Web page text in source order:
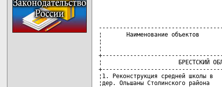
-------------------------------------+------------+-----------------
¦       Наименование объектов        ¦Срок ввода в¦  Ответственные ¦
¦                                    ¦эксплуатацию¦    за ввод в   ¦
¦                                    ¦  (месяц)   ¦  эксплуатацию  ¦
+------------------------------------+------------+----------------+
¦                      БРЕСТСКИЙ ОБЛИСПОЛКОМ                       ¦
+------------------------------------+------------+----------------+
¦1. Реконструкция средней школы в    ¦  сентябрь  ¦Саковский В.Е.  ¦
¦дер. Ольшаны Столинского района     ¦            ¦Радьков А.М.    ¦
+------------------------------------+------------+----------------+
¦2. Канализационные очистные         ¦  октябрь   ¦Саковский В.Е.  ¦
¦сооружения и ГКНС, г.Высокое.       ¦            ¦Хоружик Л.И.    ¦
¦Корректировка (долевое участие)     ¦            ¦Белохвостов В.М.¦
+------------------------------------+------------+----------------+
¦                      ВИТЕБСКИЙ ОБЛИСПОЛКОМ                       ¦
+------------------------------------+------------+----------------+
¦3. Средняя школа на 1240 учащихся в ¦   август   ¦Петруша В.Л.    ¦
¦микрорайоне N 2 жилого района       ¦            ¦Радьков А.М.    ¦
¦Аэропорт, г.Полоцк                  ¦            ¦                ¦
+------------------------------------+------------+----------------+
¦4. Водоснабжение г.Лепеля           ¦  декабрь   ¦Петруша В.Л.    ¦
¦                                    ¦            ¦Хоружик Л.И.    ¦
¦                                    ¦            ¦Белохвостов В.М.¦
+------------------------------------+------------+----------------+
¦5. Реконструкция летнего амфитеатра,¦    июль    ¦Петруша В.Л.    ¦
¦г.Витебск (включая проектно-        ¦            ¦                ¦
¦изыскательские работы)              ¦            ¦                ¦
+------------------------------------+------------+----------------+
¦6. Реконструкция существующего зда- ¦  сентябрь  ¦Петруша В.Л.    ¦
¦ния средней школы N 1 с достройкой  ¦            ¦Радьков А.М.    ¦
¦блоков второй и третьей ступеней    ¦            ¦                ¦
¦обучения, г.Глубокое                ¦            ¦                ¦
+------------------------------------+------------+----------------+
¦7. Реконструкция ул. Гагарина,      ¦  декабрь   ¦Петруша В.Л.    ¦
¦г.Витебск. Первая очередь           ¦            ¦                ¦
+------------------------------------+------------+----------------+
¦8. Канализационный дюкер через р.   ¦     -"-    ¦Петруша В.Л.    ¦
¦Витьба, г.Витебск (долевое участие) ¦            ¦Хоружик Л.И.    ¦
¦                                    ¦            ¦Белохвостов В.М.¦
+------------------------------------+------------+----------------+
¦9. Станция обезжелезивания воды,    ¦     -"-    ¦Петруша В.Л.    ¦
¦г.Барань (пусковой комплекс)        ¦            ¦Хоружик Л.И.    ¦
¦(долевое участие)                   ¦            ¦Белохвостов В.М.¦
+------------------------------------+------------+----------------+
¦10. Станция по обезжелезиванию воды,¦     -"-    ¦Петруша В.Л.    ¦
¦г.п. Бешенковичи (долевое участие)  ¦            ¦Хоружик Л.И.    ¦
¦                                    ¦            ¦Белохвостов В.М.¦
+------------------------------------+------------+----------------+
¦11. Очистные сооружения Вороновского¦     -"-    ¦Петруша В.Л.    ¦
¦дома-интерната, н.п. Вороны (долевое¦            ¦Хоружик Л.И.    ¦
¦участие)                            ¦            ¦Белохвостов В.М.¦
+------------------------------------+------------+----------------+
¦12. Модернизация очистных сооружений¦     -"-    ¦Петруша В.Л.    ¦
¦на ОАО "Витебская бройлерная        ¦            ¦Хоружик Л.И.    ¦
¦птицефабрика" (долевое участие)     ¦            ¦Белохвостов В.М.¦
+------------------------------------+------------+----------------+
¦                      ГОМЕЛЬСКИЙ ОБЛИСПОЛКОМ                      ¦
+------------------------------------+------------+----------------+
¦13. Водовод от водозабора           ¦  декабрь   ¦Надточаев В.Г.  ¦
¦"Страковичи" до станции второго     ¦            ¦Белохвостов В.М.¦
¦подъема, г.Светлогорск              ¦            ¦Хоружик Л.И.    ¦
+------------------------------------+------------+----------------+
¦14. Напорный хозфекальный коллектор ¦     -"-    ¦Надточаев В.Г.  ¦
¦от КНС-22 и КНС-25 до камеры гашения¦            ¦Белохвостов В.М.¦
¦в Новобелицком районе, г.Гомель     ¦            ¦Хоружик Л.И.    ¦
+------------------------------------+------------+----------------+
¦15. Реконструкция очистных          ¦     -"-    ¦Надточаев В.Г.  ¦
¦сооружений канализации, г.Житковичи ¦            ¦Хоружик Л.И.    ¦
¦(долевое участие)                   ¦            ¦Белохвостов В.М.¦
+------------------------------------+------------+----------------+
¦16. Реконструкция сетей             ¦     -"-    ¦Надточаев В.Г.  ¦
¦водоснабжения, г.п. Октябрьский     ¦            ¦Хоружик Л.И.    ¦
¦(долевое участие)                   ¦            ¦Белохвостов В.М.¦